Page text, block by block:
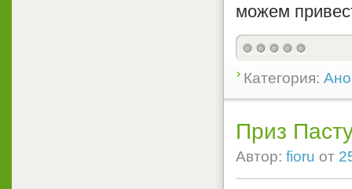
можем
Категория:
Приз
Автор: fioru от